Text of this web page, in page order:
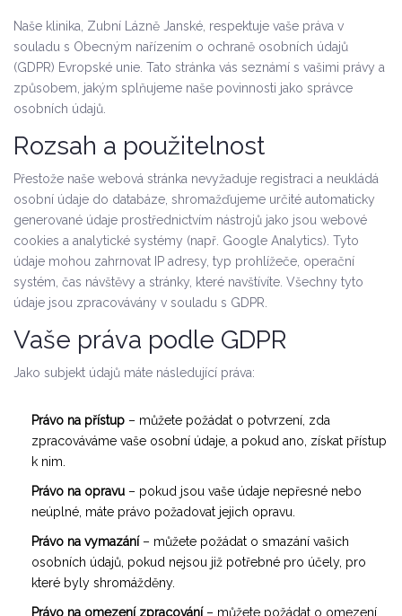
Naše klinika, Zubní Lázně Janské, respektuje vaše práva v
souladu s Obecným nařízením o ochraně osobních údajů
(GDPR) Evropské unie. Tato stránka vás seznámí s vašimi právy a
způsobem, jakým splňujeme naše povinnosti jako správce
osobních údajů.
Rozsah a použitelnost
Přestože naše webová stránka nevyžaduje registraci a neukládá
osobní údaje do databáze, shromažďujeme určité automaticky
generované údaje prostřednictvím nástrojů jako jsou webové
cookies a analytické systémy (např. Google Analytics). Tyto
údaje mohou zahrnovat IP adresy, typ prohlížeče, operační
systém, čas návštěvy a stránky, které navštívíte. Všechny tyto
údaje jsou zpracovávány v souladu s GDPR.
Vaše práva podle GDPR
Jako subjekt údajů máte následující práva:
Právo na přístup – můžete požádat o potvrzení, zda
zpracováváme vaše osobní údaje, a pokud ano, získat přístup
k nim.
Právo na opravu – pokud jsou vaše údaje nepřesné nebo
neúplné, máte právo požadovat jejich opravu.
Právo na vymazání– můžete požádat o smazání vašich
osobních údajů, pokud nejsou již potřebné pro účely, pro
které byly shromážděny.
Právo na omezení zpracování– můžete požádat o omezení